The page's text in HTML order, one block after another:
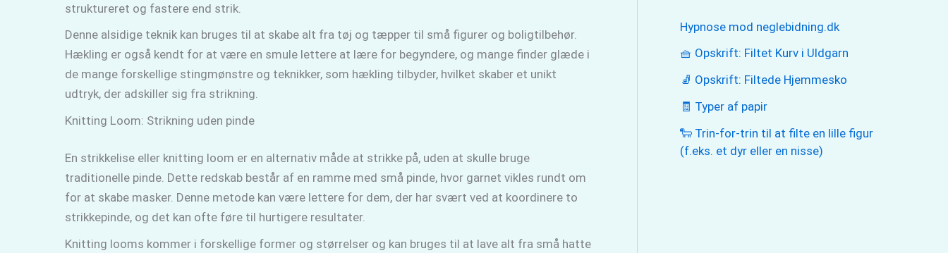
struktureret og fastere end strik.
Denne alsidige teknik kan bruges til at skabe alt fra tøj og tæpper til små figurer og boligtilbehør.
Hækling er også kendt for at være en smule lettere at lære for begyndere, og mange finder glæde i
de mange forskellige stingmønstre og teknikker, som hækling tilbyder, hvilket skaber et unikt
udtryk, der adskiller sig fra strikning.
Knitting Loom: Strikning uden pinde
En strikkelise eller knitting loom er en alternativ måde at strikke på, uden at skulle bruge
traditionelle pinde. Dette redskab består af en ramme med små pinde, hvor garnet vikles rundt om
for at skabe masker. Denne metode kan være lettere for dem, der har svært ved at koordinere to
strikkepinde, og det kan ofte føre til hurtigere resultater.
Knitting looms kommer i forskellige former og størrelser og kan bruges til at lave alt fra små hatte
Hypnose mod neglebidning.dk
🧺 Opskrift: Filtet Kurv i Uldgarn
🧦 Opskrift: Filtede Hjemmesko
🧾 Typer af papir
🐑 Trin-for-trin til at filte en lille figur
(f.eks. et dyr eller en nisse)